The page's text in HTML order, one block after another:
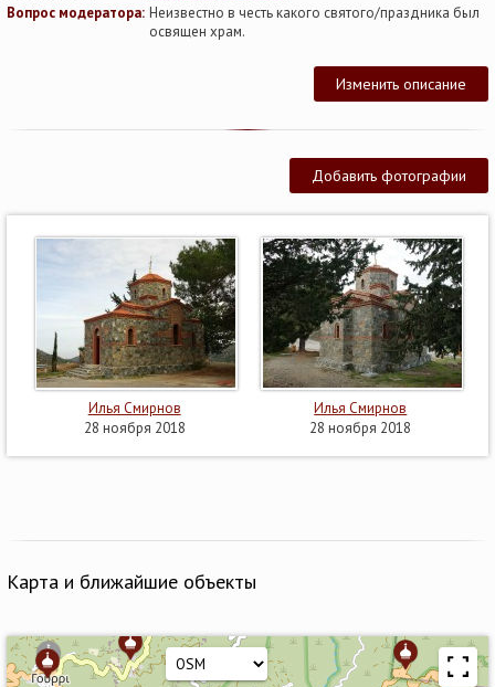
Вопрос модератора: Неизвестно в честь какого святого/праздника был
освящен храм.
Изменить описание
Добавить фотографии
Илья Смирнов
28 ноября 2018
Илья Смирнов
28 ноября 2018
Карта и ближайшие объекты